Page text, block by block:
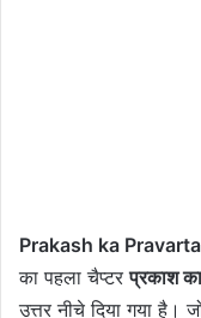
Prakash ka
का पहला चैप्टरप्रकाश
उत्तर नीचे दिया गया है।